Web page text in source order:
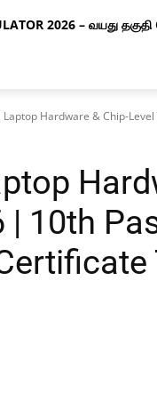
2026 – வயது தகுதி
Laptop Hardware & Chip-
10th